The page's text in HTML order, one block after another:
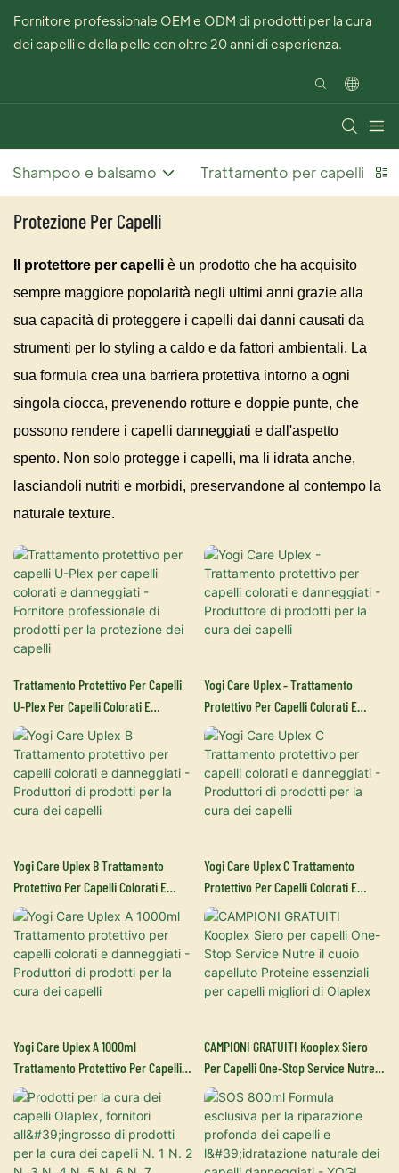
Fornitore professionale OEM e ODM di prodotti per la cura
dei capelli e della pelle con oltre 20 anni di esperienza.
Shampoo e balsamo Trattamento per capelli
Protezione Per Capelli
Il protettore per capelli è un prodotto che ha acquisito
sempre maggiore popolarità negli ultimi anni grazie alla
sua capacità di proteggere i capelli dai danni causati da
strumenti per lo styling a caldo e da fattori ambientali. La
sua formula crea una barriera protettiva intorno a ogni
singola ciocca, prevenendo rotture e doppie punte, che
possono rendere i capelli danneggiati e dall'aspetto
spento. Non solo protegge i capelli, ma li idrata anche,
lasciandoli nutriti e morbidi, preservandone al contempo la
naturale texture.
Trattamento Protettivo Per Capelli
U-Plex Per Capelli Colorati E
Danneggiati - Fornitore
Professionale Di Prodotti Per La
Protezione Dei Capelli
Yogi Care Uplex - Trattamento
Protettivo Per Capelli Colorati E
Danneggiati - Produttore Di Prodotti
Per La Cura Dei Capelli
Yogi Care Uplex B Trattamento
Protettivo Per Capelli Colorati E
Danneggiati - Produttori Di Prodotti
Per La Cura Dei Capelli
Yogi Care Uplex C Trattamento
Protettivo Per Capelli Colorati E
Danneggiati - Produttori Di Prodotti
Per La Cura Dei Capelli
Yogi Care Uplex A 1000ml
Trattamento Protettivo Per Capelli
Colorati E Danneggiati - Produttori Di
Prodotti Per La Cura Dei Capelli
CAMPIONI GRATUITI Kooplex Siero
Per Capelli One-Stop Service Nutre Il
Cuoio Capelluto Proteine ​​essenziali
Per Capelli Migliori Di Olaplex